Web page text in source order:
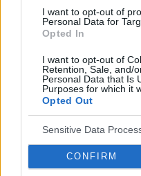
I want to opt-out of
Personal Data for
Opted In
I want to opt-out of
Retention, Sale, and/
Personal Data that Is
Purposes for which it
Opted Out
Sensitive Data
CONFIRM
Cześć,
miesiace temu,
hormony sa
zwiększone
skory glowy
odstawieniu antykoncepcji
zmniejszyło